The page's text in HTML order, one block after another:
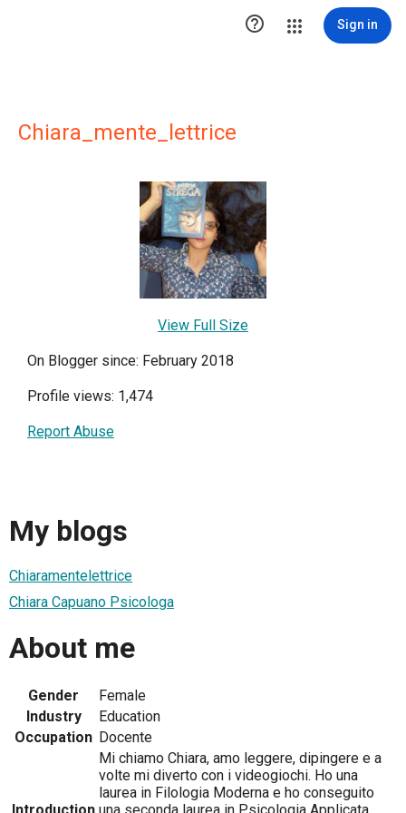
 Sign in
Chiara_mente_lettrice
View Full Size
On Blogger since: February 2018
Profile views: 1,474
Report Abuse
My blogs
Chiaramentelettrice
Chiara Capuano Psicologa
About me
Gender
Female
Industry
Education
Occupation Docente
Mi chiamo Chiara, amo leggere, dipingere e a
volte mi diverto con i videogiochi. Ho una
laurea in Filologia Moderna e ho conseguito